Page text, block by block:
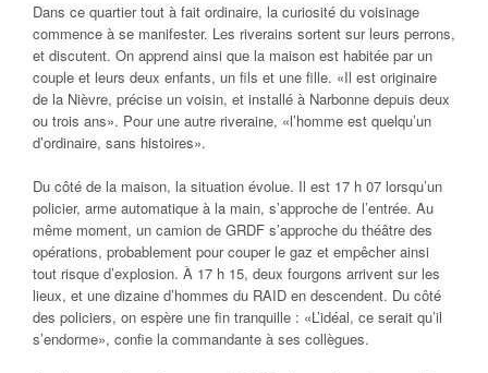
Dans ce quartier tout à fait ordinaire, la curiosité du voisinage
commence à se manifester. Les riverains sortent sur leurs perrons,
et discutent. On apprend ainsi que la maison est habitée par un
couple et leurs deux enfants, un fils et une fille. «Il est originaire
de la Nièvre, précise un voisin, et installé à Narbonne depuis deux
ou trois ans». Pour une autre riveraine, «l’homme est quelqu’un
d’ordinaire, sans histoires».
Du côté de la maison, la situation évolue. Il est 17 h 07 lorsqu’un
policier, arme automatique à la main, s’approche de l’entrée. Au
même moment, un camion de GRDF s’approche du théâtre des
opérations, probablement pour couper le gaz et empêcher ainsi
tout risque d’explosion. À 17 h 15, deux fourgons arrivent sur les
lieux, et une dizaine d’hommes du RAID en descendent. Du côté
des policiers, on espère une fin tranquille : «L’idéal, ce serait qu’il
s’endorme», confie la commandante à ses collègues.